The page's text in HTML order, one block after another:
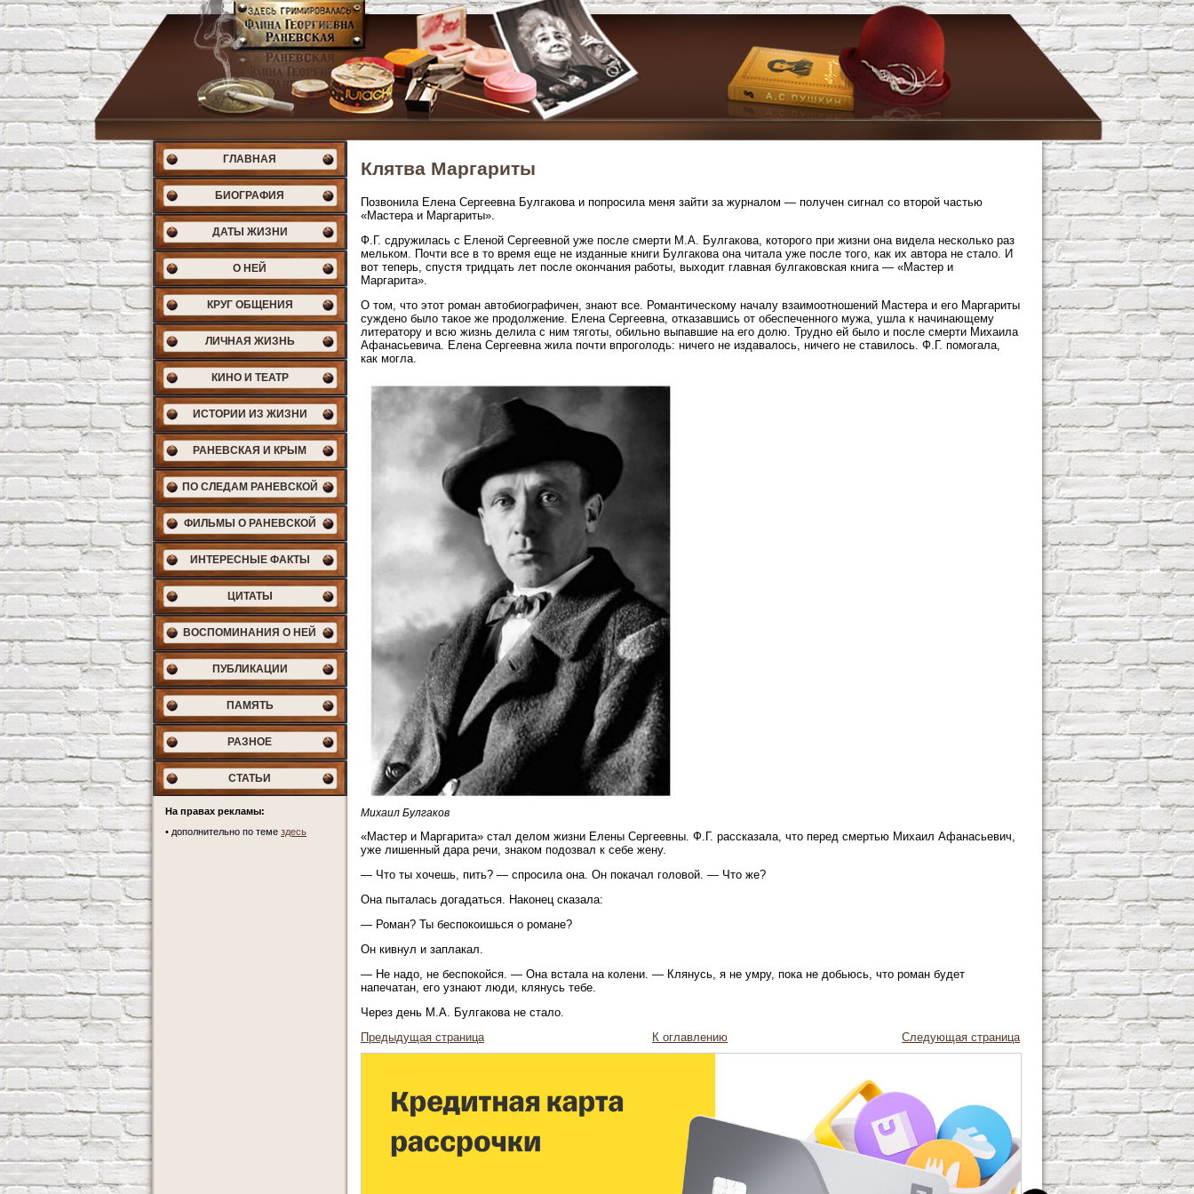
ГЛАВНАЯ
БИОГРАФИЯ
ДАТЫ ЖИЗНИ
О НЕЙ
КРУГ ОБЩЕНИЯ
ЛИЧНАЯ ЖИЗНЬ
КИНО И ТЕАТР
ИСТОРИИ ИЗ ЖИЗНИ
РАНЕВСКАЯ И КРЫМ
ПО СЛЕДАМ РАНЕВСКОЙ
ФИЛЬМЫ О РАНЕВСКОЙ
ИНТЕРЕСНЫЕ ФАКТЫ
ЦИТАТЫ
ВОСПОМИНАНИЯ О НЕЙ
ПУБЛИКАЦИИ
ПАМЯТЬ
РАЗНОЕ
СТАТЬИ
На правах рекламы:
• дополнительно по теме здесь
Клятва Маргариты
Позвонила Елена Сергеевна Булгакова и попросила меня зайти за журналом — получен сигнал со второй частью
«Мастера и Маргариты».
Ф.Г. сдружилась с Еленой Сергеевной уже после смерти М.А. Булгакова, которого при жизни она видела несколько раз
мельком. Почти все в то время еще не изданные книги Булгакова она читала уже после того, как их автора не стало. И
вот теперь, спустя тридцать лет после окончания работы, выходит главная булгаковская книга — «Мастер и
Маргарита».
О том, что этот роман автобиографичен, знают все. Романтическому началу взаимоотношений Мастера и его Маргариты
суждено было такое же продолжение. Елена Сергеевна, отказавшись от обеспеченного мужа, ушла к начинающему
литератору и всю жизнь делила с ним тяготы, обильно выпавшие на его долю. Трудно ей было и после смерти Михаила
Афанасьевича. Елена Сергеевна жила почти впроголодь: ничего не издавалось, ничего не ставилось. Ф.Г. помогала,
как могла.
Михаил Булгаков
«Мастер и Маргарита» стал делом жизни Елены Сергеевны. Ф.Г. рассказала, что перед смертью Михаил Афанасьевич,
уже лишенный дара речи, знаком подозвал к себе жену.
— Что ты хочешь, пить? — спросила она. Он покачал головой. — Что же?
Она пыталась догадаться. Наконец сказала:
— Роман? Ты беспокоишься о романе?
Он кивнул и заплакал.
— Не надо, не беспокойся. — Она встала на колени. — Клянусь, я не умру, пока не добьюсь, что роман будет
напечатан, его узнают люди, клянусь тебе.
Через день М.А. Булгакова не стало.
Предыдущая страница
К оглавлению Следующая страница